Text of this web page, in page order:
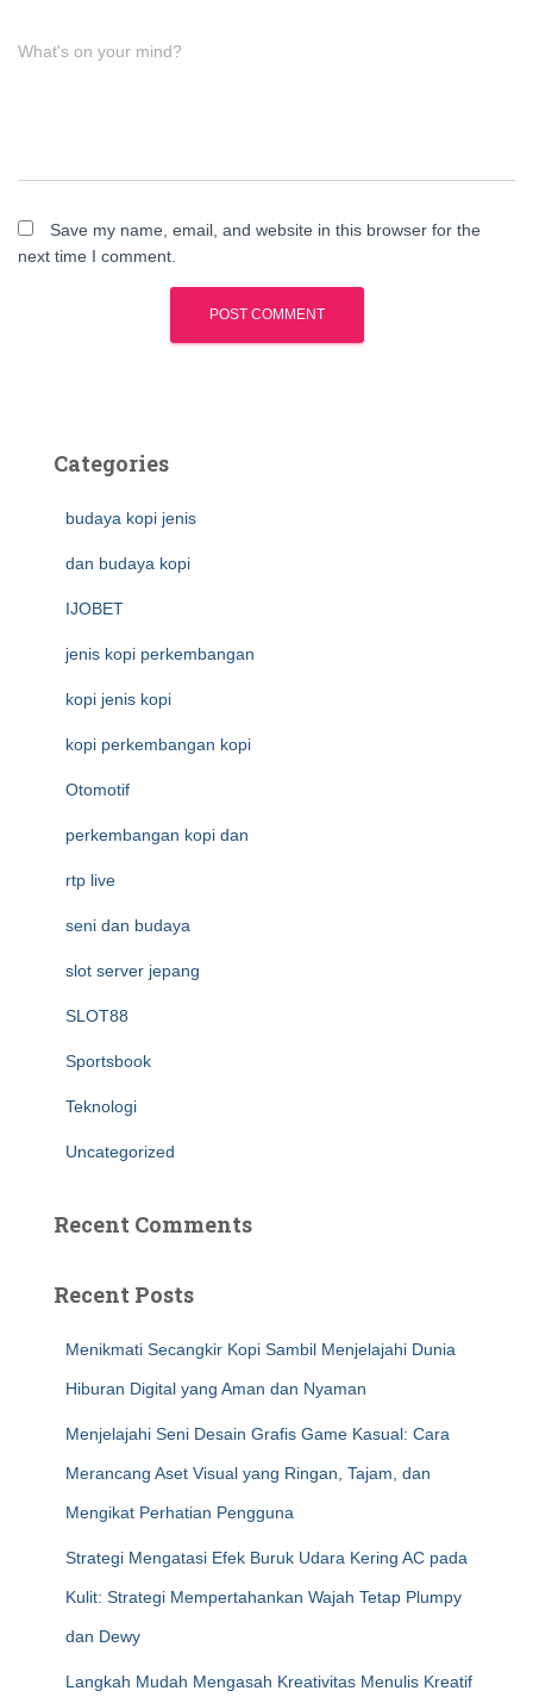
What's on your mind?
Save my name, email, and website in this browser for the
next time I comment.
Categories
budaya kopi jenis
dan budaya kopi
IJOBET
jenis kopi perkembangan
kopi jenis kopi
kopi perkembangan kopi
Otomotif
perkembangan kopi dan
rtp live
seni dan budaya
slot server jepang
SLOT88
Sportsbook
Teknologi
Uncategorized
Recent Comments
Recent Posts
Menikmati Secangkir Kopi Sambil Menjelajahi Dunia
Hiburan Digital yang Aman dan Nyaman
Menjelajahi Seni Desain Grafis Game Kasual: Cara
Merancang Aset Visual yang Ringan, Tajam, dan
Mengikat Perhatian Pengguna
Strategi Mengatasi Efek Buruk Udara Kering AC pada
Kulit: Strategi Mempertahankan Wajah Tetap Plumpy
dan Dewy
Langkah Mudah Mengasah Kreativitas Menulis Kreatif